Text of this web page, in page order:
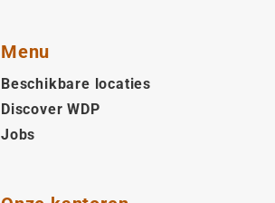
Menu
Beschikbare locaties
Discover WDP
Jobs